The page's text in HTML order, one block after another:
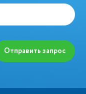
Отправить запрос